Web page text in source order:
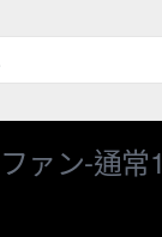
ァン-通常1